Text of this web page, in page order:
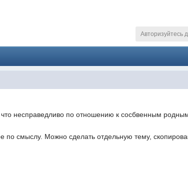
Авторизуйтесь
несправедливо по отношению к сосбвенным
по смыслу. Можно сделать отдельную тему,